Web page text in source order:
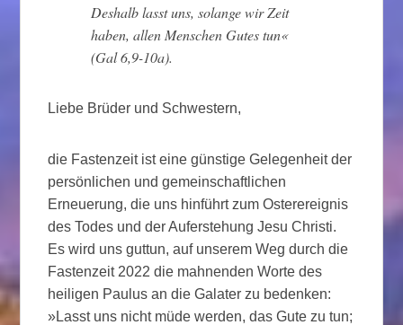
Deshalb lasst uns, solange wir Zeit
haben, allen Menschen Gutes tun«
(Gal 6,9-10a).
Liebe Brüder und Schwestern,
die Fastenzeit ist eine günstige Gelegenheit der
persönlichen und gemeinschaftlichen
Erneuerung, die uns hinführt zum Osterereignis
des Todes und der Auferstehung Jesu Christi.
Es wird uns guttun, auf unserem Weg durch die
Fastenzeit 2022 die mahnenden Worte des
heiligen Paulus an die Galater zu bedenken:
»Lasst uns nicht müde werden, das Gute zu tun;